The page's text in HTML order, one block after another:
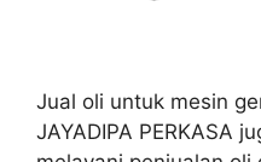
Jual oli untuk mesin
JAYADIPA PERKASA